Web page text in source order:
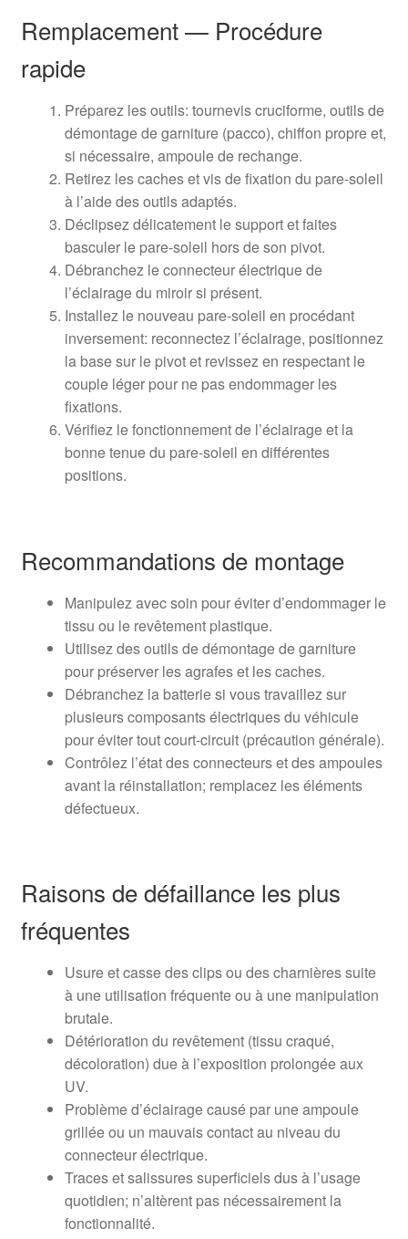
Remplacement — Procédure
rapide
Préparez les outils: tournevis cruciforme, outils de
démontage de garniture (pacco), chiffon propre et,
si nécessaire, ampoule de rechange.
Retirez les caches et vis de fixation du pare-soleil
à l’aide des outils adaptés.
Déclipsez délicatement le support et faites
basculer le pare-soleil hors de son pivot.
Débranchez le connecteur électrique de
l’éclairage du miroir si présent.
Installez le nouveau pare-soleil en procédant
inversement: reconnectez l’éclairage, positionnez
la base sur le pivot et revissez en respectant le
couple léger pour ne pas endommager les
fixations.
Vérifiez le fonctionnement de l’éclairage et la
bonne tenue du pare-soleil en différentes
positions.
Recommandations de montage
Manipulez avec soin pour éviter d’endommager le
tissu ou le revêtement plastique.
Utilisez des outils de démontage de garniture
pour préserver les agrafes et les caches.
Débranchez la batterie si vous travaillez sur
plusieurs composants électriques du véhicule
pour éviter tout court-circuit (précaution générale).
Contrôlez l’état des connecteurs et des ampoules
avant la réinstallation; remplacez les éléments
défectueux.
Raisons de défaillance les plus
fréquentes
Usure et casse des clips ou des charnières suite
à une utilisation fréquente ou à une manipulation
brutale.
Détérioration du revêtement (tissu craqué,
décoloration) due à l’exposition prolongée aux
UV.
Problème d’éclairage causé par une ampoule
grillée ou un mauvais contact au niveau du
connecteur électrique.
Traces et salissures superficiels dus à l’usage
quotidien; n’altèrent pas nécessairement la
fonctionnalité.